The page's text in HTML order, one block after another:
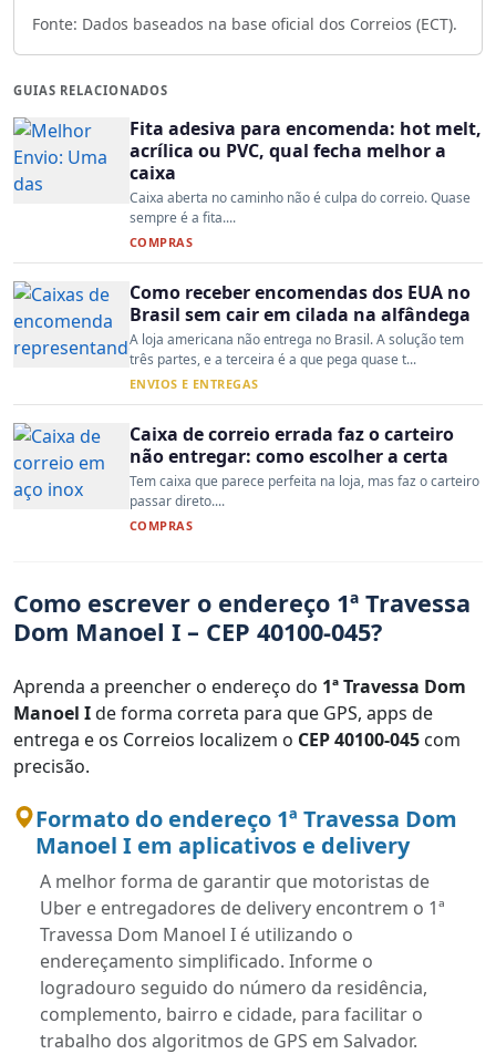
Fonte: Dados baseados na base oficial dos Correios (ECT).
GUIAS RELACIONADOS
Fita adesiva para encomenda: hot melt,
acrílica ou PVC, qual fecha melhor a
caixa
Caixa aberta no caminho não é culpa do correio. Quase
sempre é a fita....
COMPRAS
Como receber encomendas dos EUA no
Brasil sem cair em cilada na alfândega
A loja americana não entrega no Brasil. A solução tem
três partes, e a terceira é a que pega quase t...
ENVIOS E ENTREGAS
Caixa de correio errada faz o carteiro
não entregar: como escolher a certa
Tem caixa que parece perfeita na loja, mas faz o carteiro
passar direto....
COMPRAS
Como escrever o endereço 1ª Travessa
Dom Manoel I – CEP 40100-045?
Aprenda a preencher o endereço do 1ª Travessa Dom
Manoel Ide forma correta para que GPS, apps de
entrega e os Correios localizem o CEP 40100-045 com
precisão.
Formato do endereço 1ª Travessa Dom
Manoel I em aplicativos e delivery
A melhor forma de garantir que motoristas de
Uber e entregadores de delivery encontrem o 1ª
Travessa Dom Manoel I é utilizando o
endereçamento simplificado. Informe o
logradouro seguido do número da residência,
complemento, bairro e cidade, para facilitar o
trabalho dos algoritmos de GPS em Salvador.